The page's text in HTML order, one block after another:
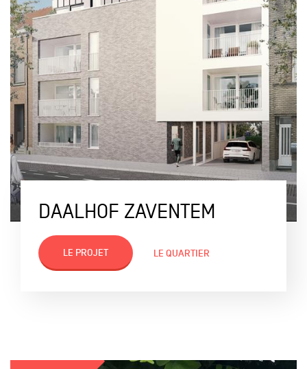
DAALHOF ZAVENTEM
LE PROJET LE QUARTIER